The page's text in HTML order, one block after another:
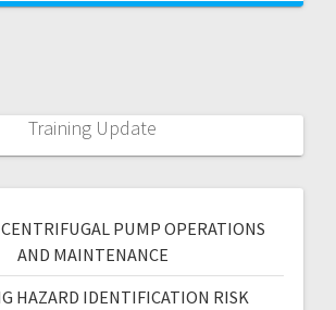
Training Update
PUMP OPERATIONS
AND MAINTENANCE
HAZARD IDENTIFICATION RISK